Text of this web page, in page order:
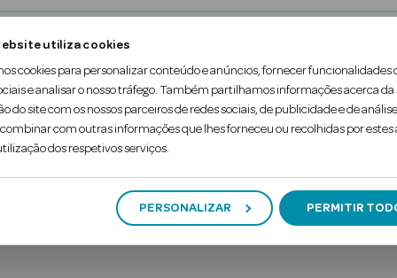
utiliza cookies
cookies para personalizar conteúdo e anúncios, fornecer funcionalidades
e analisar o nosso tráfego. Também partilhamos informações acerca da
do site com os nossos parceiros de redes sociais, de publicidade e de
com outras informações que lhes forneceu ou recolhidas por estes
dos respetivos serviços.
PERSONALIZAR PERMITIR
ultrassuave combina ingredientes ativos
é suavizada e a pele autorregenera-se,
irritações da pele, pós atos estético…